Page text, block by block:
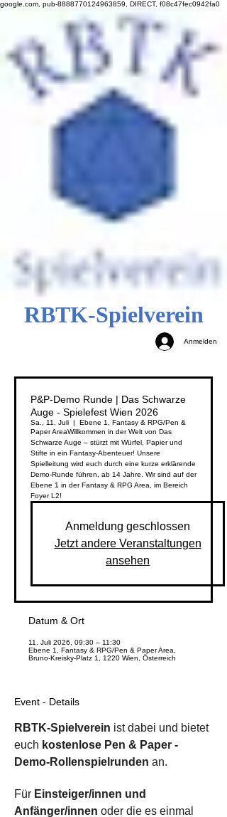
google.com, pub-8888770124963859, DIRECT, f08c47fec0942fa0
RBTK-Spielverein
Anmelden
P&P-Demo Runde | Das Schwarze
Auge - Spielefest Wien 2026
Sa., 11. Juli
  |
Ebene 1, Fantasy & RPG/Pen &
Paper AreaWillkommen in der Welt von Das
Schwarze Auge – stürzt mit Würfel, Papier und
Stifte in ein Fantasy-Abenteuer! Unsere
Spielleitung wird euch durch eine kurze erklärende
Demo-Runde führen, ab 14 Jahre. Wir sind auf der
Ebene 1 in der Fantasy & RPG Area, im Bereich
Foyer L2!
Anmeldung geschlossen
Jetzt andere Veranstaltungen
ansehen
Datum & Ort
11. Juli 2026, 09:30 – 11:30
Ebene 1, Fantasy & RPG/Pen & Paper Area,
Bruno-Kreisky-Platz 1, 1220 Wien, Österreich
Event - Details
RBTK-Spielverein ist dabei und bietet
euch kostenlose Pen & Paper -
Demo-Rollenspielrunden an.
Für Einsteiger/innen und
Anfänger/innen oder die es einmal